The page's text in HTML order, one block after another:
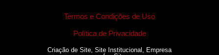
Termos e Condições de Uso
Política de Privacidade
Criação de Site, Site Institucional, Empresa